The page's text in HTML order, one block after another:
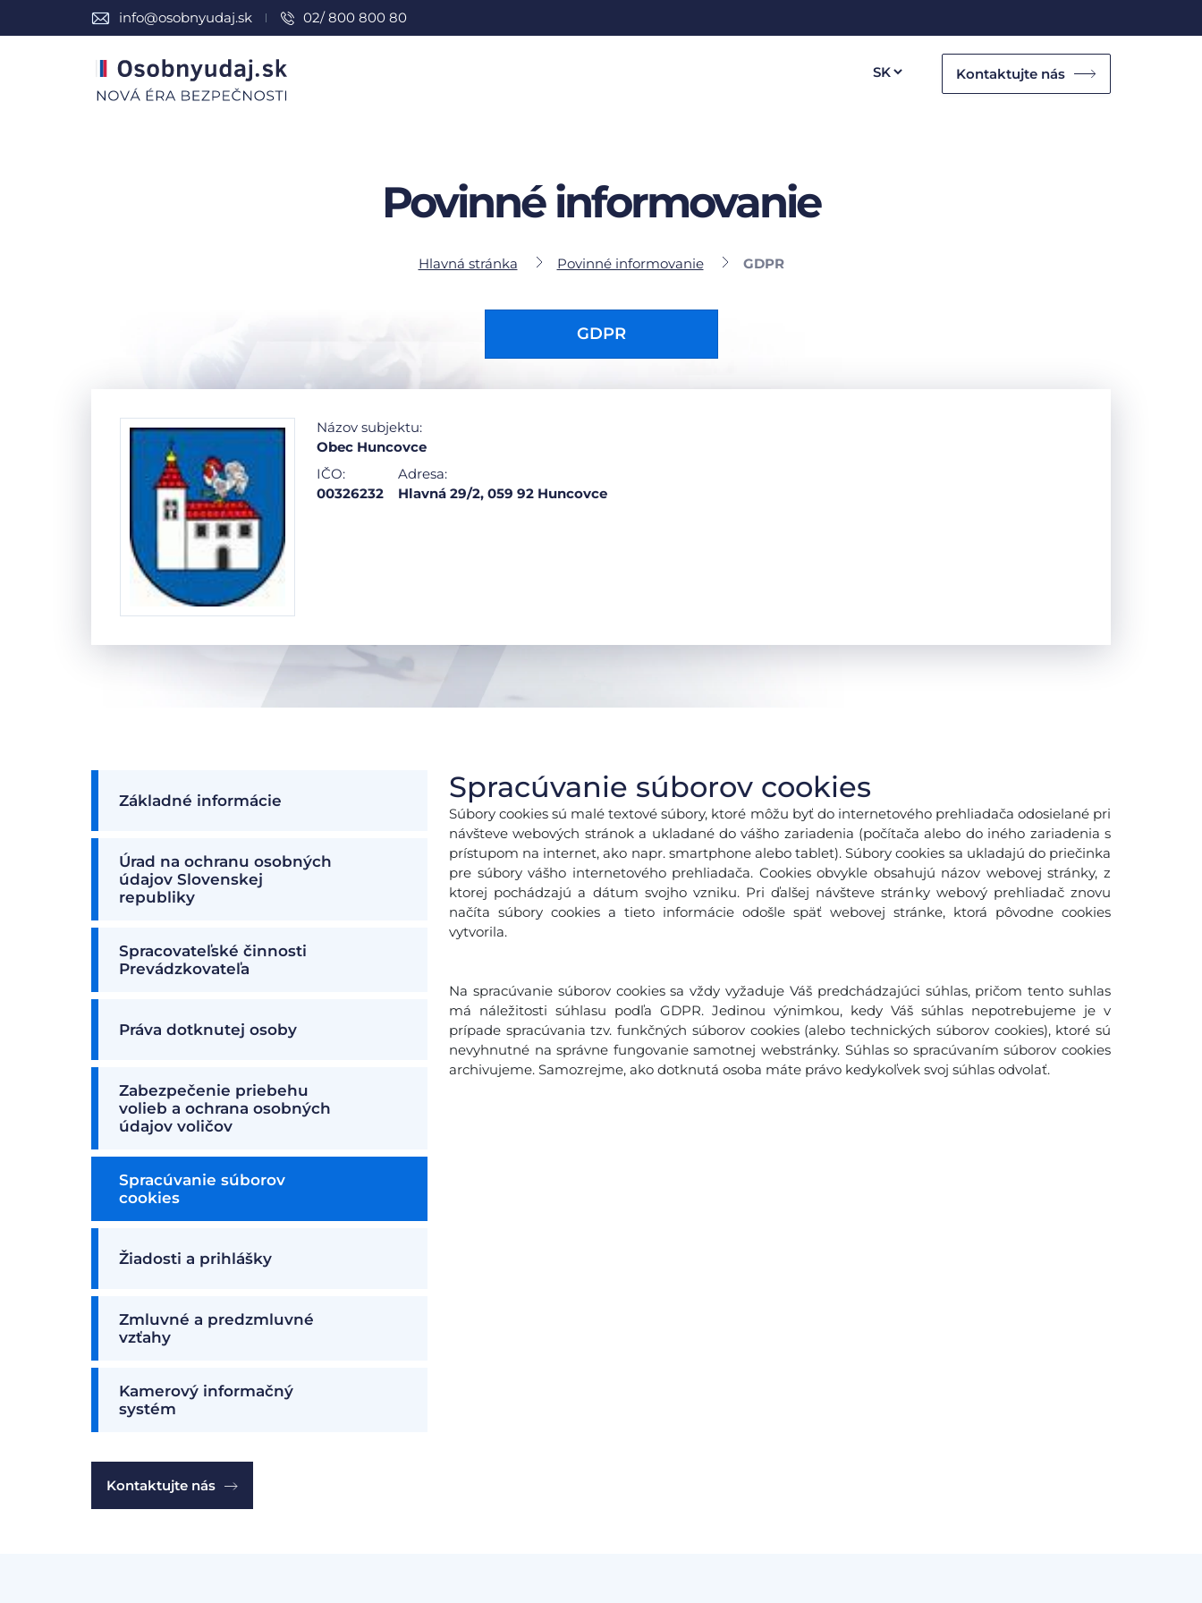
info@osobnyudaj.sk 02/ 800 800 80
Kontaktujte nás
Povinné informovanie
Hlavná stránka Povinné informovanie GDPR
GDPR
Názov subjektu:
Obec Huncovce
IČO:
00326232
Adresa:
Hlavná 29/2, 059 92 Huncovce
Základné informácie
Úrad na ochranu osobných
údajov Slovenskej
republiky
Spracovateľské činnosti
Prevádzkovateľa
Práva dotknutej osoby
Zabezpečenie priebehu
volieb a ochrana osobných
údajov voličov
Spracúvanie súborov
cookies
Žiadosti a prihlášky
Zmluvné a predzmluvné
vzťahy
Kamerový informačný
systém
Kontaktujte nás
Spracúvanie súborov cookies
Súbory cookies sú malé textové súbory, ktoré môžu byť do internetového prehliadača odosielané pri
návšteve webových stránok a ukladané do vášho zariadenia (počítača alebo do iného zariadenia s
prístupom na internet, ako napr. smartphone alebo tablet). Súbory cookies sa ukladajú do priečinka
pre súbory vášho internetového prehliadača. Cookies obvykle obsahujú názov webovej stránky, z
ktorej pochádzajú a dátum svojho vzniku. Pri ďalšej návšteve stránky webový prehliadač znovu
načíta súbory cookies a tieto informácie odošle späť webovej stránke, ktorá pôvodne cookies
vytvorila.
Na spracúvanie súborov cookies sa vždy vyžaduje Váš predchádzajúci súhlas, pričom tento suhlas
má náležitosti súhlasu podľa GDPR. Jedinou výnimkou, kedy Váš súhlas nepotrebujeme je v
prípade spracúvania tzv. funkčných súborov cookies (alebo technických súborov cookies), ktoré sú
nevyhnutné na správne fungovanie samotnej webstránky. Súhlas so spracúvaním súborov cookies
archivujeme. Samozrejme, ako dotknutá osoba máte právo kedykoľvek svoj súhlas odvolať.